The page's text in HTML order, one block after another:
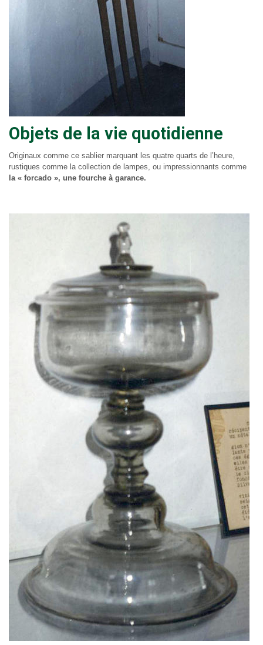
Objets de la vie quotidienne
Originaux comme ce sablier marquant les quatre quarts de l’heure,
rustiques comme la collection de lampes, ou impressionnants comme
la « forcado », une fourche à garance.